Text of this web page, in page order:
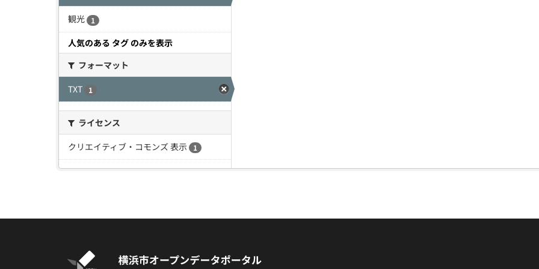
観光 1
人気のある タグ のみを表示
フォーマット
TXT
1
ライセンス
クリエイティブ・コモンズ 表示
1